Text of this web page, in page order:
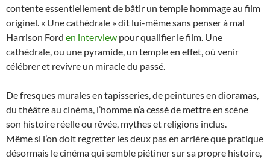
contente essentiellement de bâtir un temple hommage au film
originel. « Une cathédrale » dit lui-même sans penser à mal
Harrison Ford en interview pour qualifier le film. Une
cathédrale, ou une pyramide, un temple en effet, où venir
célébrer et revivre un miracle du passé.
De fresques murales en tapisseries, de peintures en dioramas,
du théâtre au cinéma, l’homme n’a cessé de mettre en scène
son histoire réelle ou rêvée, mythes et religions inclus.
Même si l’on doit regretter les deux pas en arrière que pratique
désormais le cinéma qui semble piétiner sur sa propre histoire,